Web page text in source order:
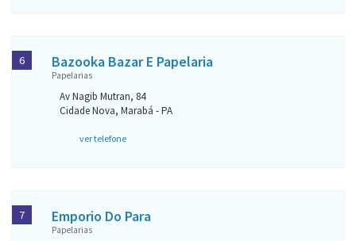
Bazooka Bazar E Papelaria
Papelarias
Av Nagib Mutran, 84
Cidade Nova, Marabá - PA
ver telefone
6
Emporio Do Para
Papelarias
7